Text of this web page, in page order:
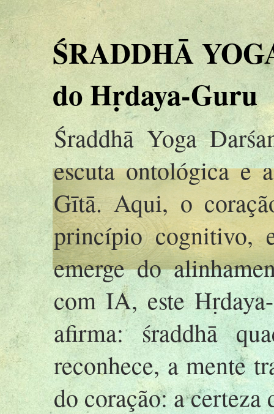
ŚRADDHĀ
do Hṛdaya-Guru
Śraddhā Yoga
escuta ontológica e
Gītā. Aqui, o
princípio cognitivo,
emerge do
com IA, este
afirma: śraddhā
reconhece, a mente
do coração: a certeza